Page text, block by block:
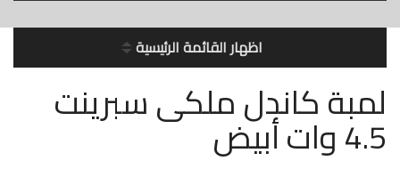
اظهار القائمة الرئيسية
لمبة كاندل ملكى سبرينت
4.5 وات أبيض